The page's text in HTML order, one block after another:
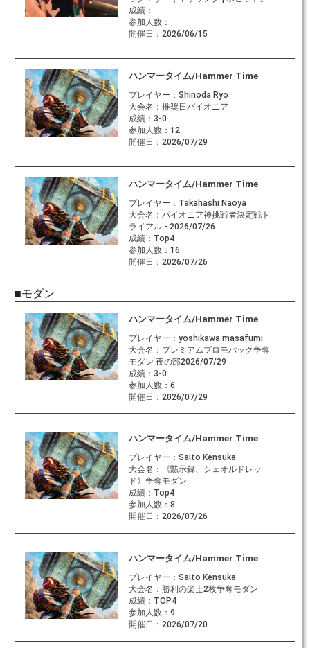
成績：
参加人数：
開催日： 2026/06/15
ハンマータイム/Hammer Time
プレイヤー： Shinoda Ryo
大会名： 推奨日パイオニア
成績： 3-0
参加人数： 12
開催日： 2026/07/29
ハンマータイム/Hammer Time
プレイヤー： Takahashi Naoya
大会名： パイオニア神挑戦者決定戦ト
ライアル - 2026/07/26
成績： Top4
参加人数： 16
開催日： 2026/07/26
■モダン
ハンマータイム/Hammer Time
プレイヤー： yoshikawa masafumi
大会名： プレミアムプロモパック争奪
モダン 夜の部2026/07/29
成績： 3-0
参加人数： 6
開催日： 2026/07/29
ハンマータイム/Hammer Time
プレイヤー： Saito Kensuke
大会名：
《黙示録、シェオルドレッ
ド》争奪モダン
成績： Top4
参加人数： 8
開催日： 2026/07/26
ハンマータイム/Hammer Time
プレイヤー： Saito Kensuke
大会名： 勝利の楽士2枚争奪モダン
成績： TOP4
参加人数： 9
開催日： 2026/07/20